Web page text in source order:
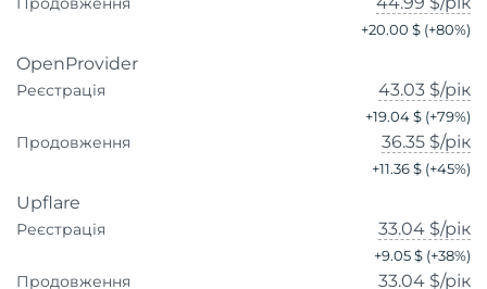
+20.00 $ (+80%)
OpenProvider
Реєстрація 43.03 $/рік
+19.04 $ (+79%)
Продовження 36.35 $/рік
+11.36 $ (+45%)
Upflare
Реєстрація 33.04 $/рік
+9.05 $ (+38%)
Продовження 33.04 $/рік